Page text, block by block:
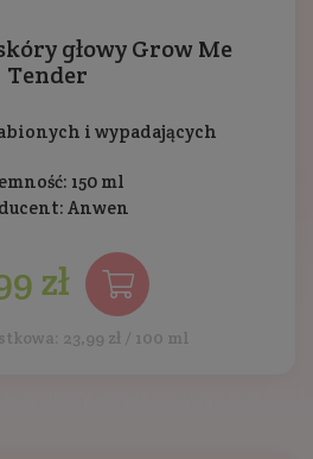
głowy Grow Me
Tender
i wypadających
150 ml
Anwen
zł
23,99 zł / 100 ml